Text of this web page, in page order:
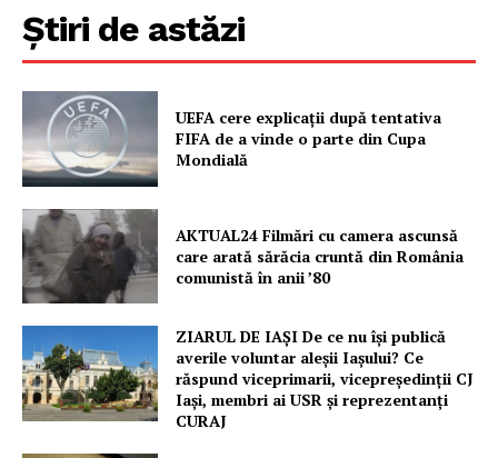
PRESShub
Despre noi / Echipa
Rețea
Contact
Știri de astăzi
UEFA cere explicații după tentativa
FIFA de a vinde o parte din Cupa
Mondială
AKTUAL24 Filmări cu camera ascunsă
care arată sărăcia cruntă din România
comunistă în anii ’80
ZIARUL DE IAȘI De ce nu își publică
averile voluntar aleșii Iașului? Ce
răspund viceprimarii, vicepreședinții CJ
Iași, membri ai USR și reprezentanți
CURAJ